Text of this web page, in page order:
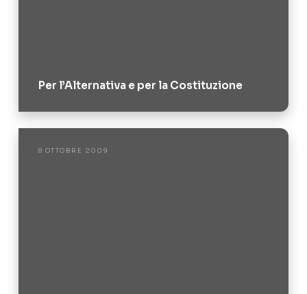
Per l’Alternativa e per la Costituzione
8 OTTOBRE 2009